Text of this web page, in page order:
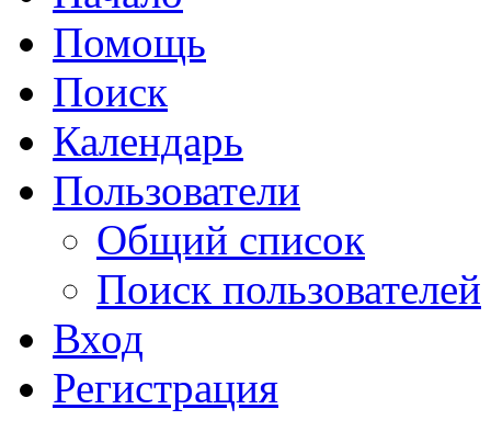
Помощь
Поиск
Календарь
Пользователи
Общий список
Поиск пользователей
Вход
Регистрация